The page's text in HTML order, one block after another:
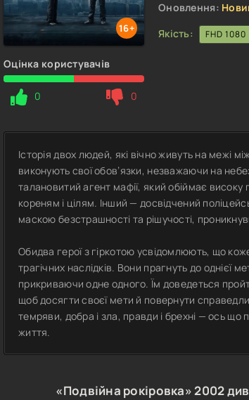
16+
Оцінка користувачів
0 0
Оновлення:
Якість:
FHD 1080
Історія двох людей, які вічно живуть на межі
виконують свої обов’язки, незважаючи на
талановитий агент мафії, який обіймає
кореням і цілям. Інший — досвідчений
маскою безстрашності та рішучості,
Обидва герої з гіркотою усвідомлюють, що
трагічних наслідків. Вони прагнуть до однієї
прикриваючи одне одного. Їм доведеться
щоб досягти своєї мети й повернути
темряви, добра і зла, правди і брехні — ось
життя.
«Подвійна рокіровка»2002